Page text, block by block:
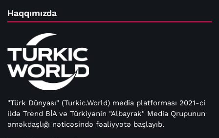
Haqqımızda
"Türk Dünyası" (Turkic.World) media platforması 2021-ci
ildə Trend BİA və Türkiyənin "Albayrak" Media Qrupunun
əməkdaşlığı nəticəsində fəaliyyətə başlayıb.